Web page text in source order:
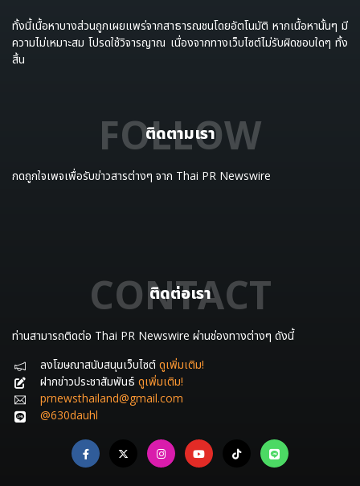
ทั้งนี้เนื้อหาบางส่วนถูกเผยแพร่จากสาธารณชนโดยอัตโนมัติ หากเนื้อหานั้นๆ มี
ความไม่เหมาะสม โปรดใช้วิจารญาณ เนื่องจากทางเว็บไซต์ไม่รับผิดชอบใดๆ ทั้ง
สิ้น
ติดตามเรา
FOLLOW
กดถูกใจเพจเพื่อรับข่าวสารต่างๆ จาก Thai PR Newswire
ติดต่อเรา
CONTACT
ท่านสามารถติดต่อ Thai PR Newswire ผ่านช่องทางต่างๆ ดังนี้
ลงโฆษณาสนับสนุนเว็บไซต์ ดูเพิ่มเติม!
ฝากข่าวประชาสัมพันธ์ ดูเพิ่มเติม!
prnewsthailand@gmail.com
@630dauhl